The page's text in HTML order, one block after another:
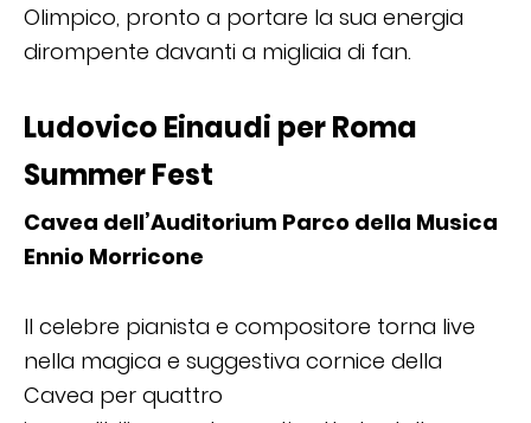
Olimpico, pronto a portare la sua energia
dirompente davanti a migliaia di fan.
Ludovico Einaudi per Roma
Summer Fest
Cavea dell’Auditorium Parco della Musica
Ennio Morricone
Il celebre pianista e compositore torna live
nella magica e suggestiva cornice della
Cavea per quattro